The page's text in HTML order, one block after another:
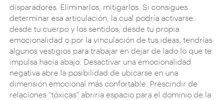
disparadores. Eliminarlos, mitigarlos. Si consigues
determinar esa articulación, la cual podría activarse
desde tu cuerpo y los sentidos, desde tu propia
emocionalidad o por la vinculación de tus ideas, tendrías
algunos vestigios para trabajar en dejar de lado lo que te
impulsa hacia abajo. Desactivar una emocionalidad
negativa abre la posibilidad de ubicarse en una
dimensión emocional más confortable. Prescindir de
relaciones “tóxicas” abriría espacio para el dominio de la